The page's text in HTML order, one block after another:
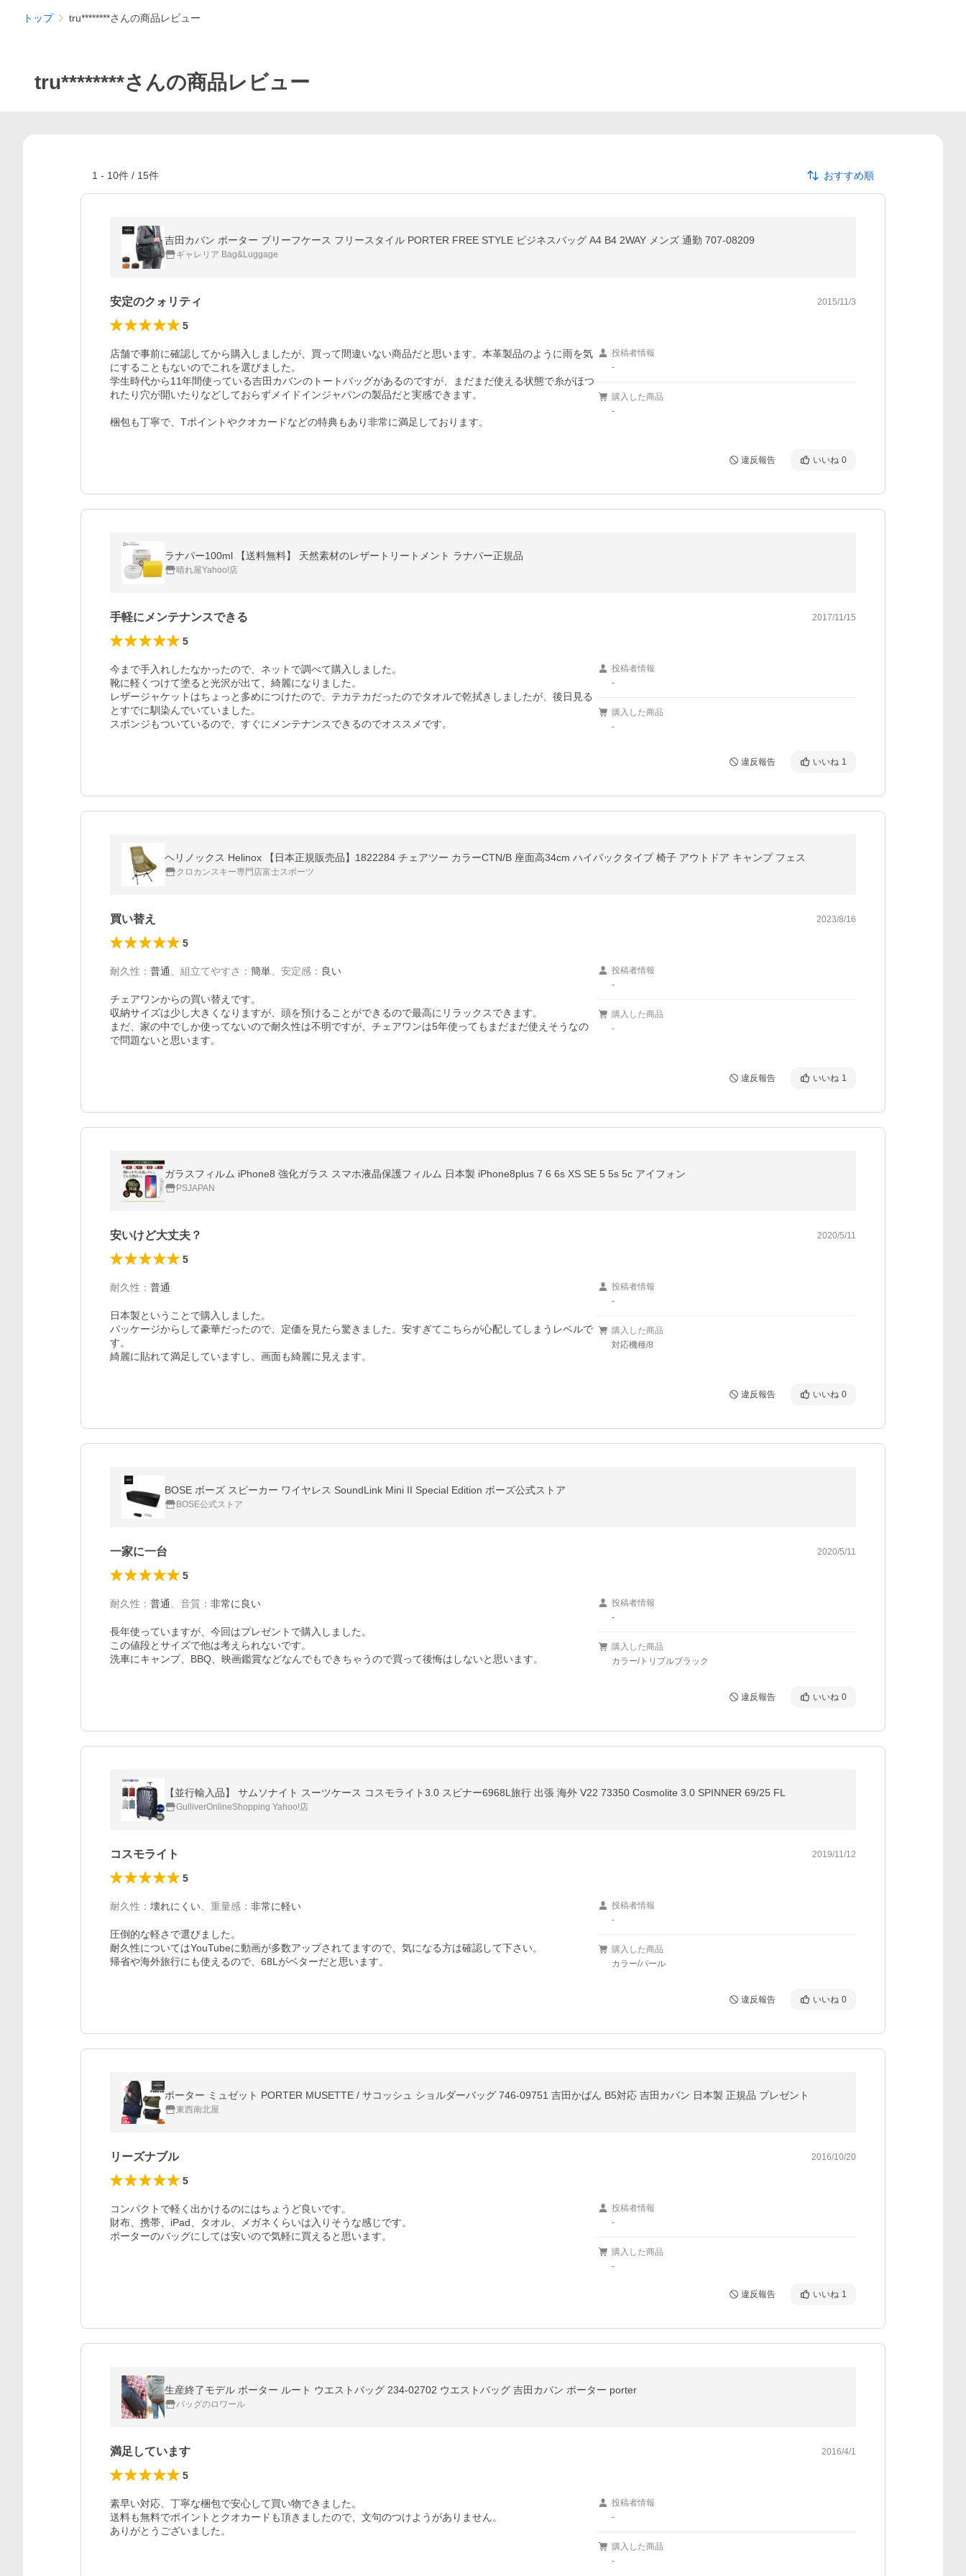
トップ tru********さんの商品レビュー
tru********さんの商品レビュー
1 - 10件 / 15件 おすすめ順
吉田カバン ポーター ブリーフケース フリースタイル PORTER FREE STYLE ビジネスバッグ A4 B4 2WAY メンズ 通勤 707-08209
ギャレリア Bag&Luggage
安定のクォリティ 2015/11/3
5
店舗で事前に確認してから購入しましたが、買って間違いない商品だと思います。本革製品のように雨を気
にすることもないのでこれを選びました。
学生時代から11年間使っている吉田カバンのトートバッグがあるのですが、まだまだ使える状態で糸がほつ
れたり穴が開いたりなどしておらずメイドインジャパンの製品だと実感できます。
梱包も丁寧で、Tポイントやクオカードなどの特典もあり非常に満足しております。
投稿者情報
-
購入した商品
-
違反報告 いいね 0
ラナパー100ml 【送料無料】 天然素材のレザートリートメント ラナパー正規品
晴れ屋Yahoo!店
手軽にメンテナンスできる 2017/11/15
5
今まで手入れしたなかったので、ネットで調べて購入しました。
靴に軽くつけて塗ると光沢が出て、綺麗になりました。
レザージャケットはちょっと多めにつけたので、テカテカだったのでタオルで乾拭きしましたが、後日見る
とすでに馴染んでいていました。
スポンジもついているので、すぐにメンテナンスできるのでオススメです。
投稿者情報
-
購入した商品
-
違反報告 いいね 1
ヘリノックス Helinox 【日本正規販売品】1822284 チェアツー カラーCTN/B 座面高34cm ハイバックタイプ 椅子 アウトドア キャンプ フェス
クロカンスキー専門店富士スポーツ
買い替え 2023/8/16
5
耐久性 ： 普通 組立てやすさ ： 簡単 安定感 ： 良い
チェアワンからの買い替えです。
収納サイズは少し大きくなりますが、頭を預けることができるので最高にリラックスできます。
まだ、家の中でしか使ってないので耐久性は不明ですが、チェアワンは5年使ってもまだまだ使えそうなの
で問題ないと思います。
投稿者情報
-
購入した商品
-
違反報告 いいね 1
ガラスフィルム iPhone8 強化ガラス スマホ液晶保護フィルム 日本製 iPhone8plus 7 6 6s XS SE 5 5s 5c アイフォン
PSJAPAN
安いけど大丈夫？ 2020/5/11
5
耐久性 ： 普通
日本製ということで購入しました。
パッケージからして豪華だったので、定価を見たら驚きました。安すぎてこちらが心配してしまうレベルで
す。
綺麗に貼れて満足していますし、画面も綺麗に見えます。
投稿者情報
-
購入した商品
対応機種/8
違反報告 いいね 0
BOSE ボーズ スピーカー ワイヤレス SoundLink Mini II Special Edition ボーズ公式ストア
BOSE公式ストア
一家に一台 2020/5/11
5
耐久性 ： 普通 音質 ： 非常に良い
長年使っていますが、今回はプレゼントで購入しました。
この値段とサイズで他は考えられないです。
洗車にキャンプ、BBQ、映画鑑賞などなんでもできちゃうので買って後悔はしないと思います。
投稿者情報
-
購入した商品
カラー/トリプルブラック
違反報告 いいね 0
【並行輸入品】 サムソナイト スーツケース コスモライト3.0 スピナー6968L旅行 出張 海外 V22 73350 Cosmolite 3.0 SPINNER 69/25 FL
GulliverOnlineShopping Yahoo!店
コスモライト 2019/11/12
5
耐久性 ： 壊れにくい 重量感 ： 非常に軽い
圧倒的な軽さで選びました。
耐久性についてはYouTubeに動画が多数アップされてますので、気になる方は確認して下さい。
帰省や海外旅行にも使えるので、68Lがベターだと思います。
投稿者情報
-
購入した商品
カラー/パール
違反報告 いいね 0
ポーター ミュゼット PORTER MUSETTE / サコッシュ ショルダーバッグ 746-09751 吉田かばん B5対応 吉田カバン 日本製 正規品 プレゼント
東西南北屋
リーズナブル 2016/10/20
5
コンパクトで軽く出かけるのにはちょうど良いです。
財布、携帯、iPad、タオル、メガネくらいは入りそうな感じです。
ポーターのバッグにしては安いので気軽に買えると思います。
投稿者情報
-
購入した商品
-
違反報告 いいね 1
生産終了モデル ポーター ルート ウエストバッグ 234-02702 ウエストバッグ 吉田カバン ポーター porter
バッグのロワール
満足しています 2016/4/1
5
素早い対応、丁寧な梱包で安心して買い物できました。
送料も無料でポイントとクオカードも頂きましたので、文句のつけようがありません。
ありがとうございました。
投稿者情報
-
購入した商品
-